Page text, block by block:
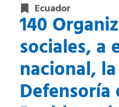
Ecuador
140
sociales, a
nacional, la
Defensoría